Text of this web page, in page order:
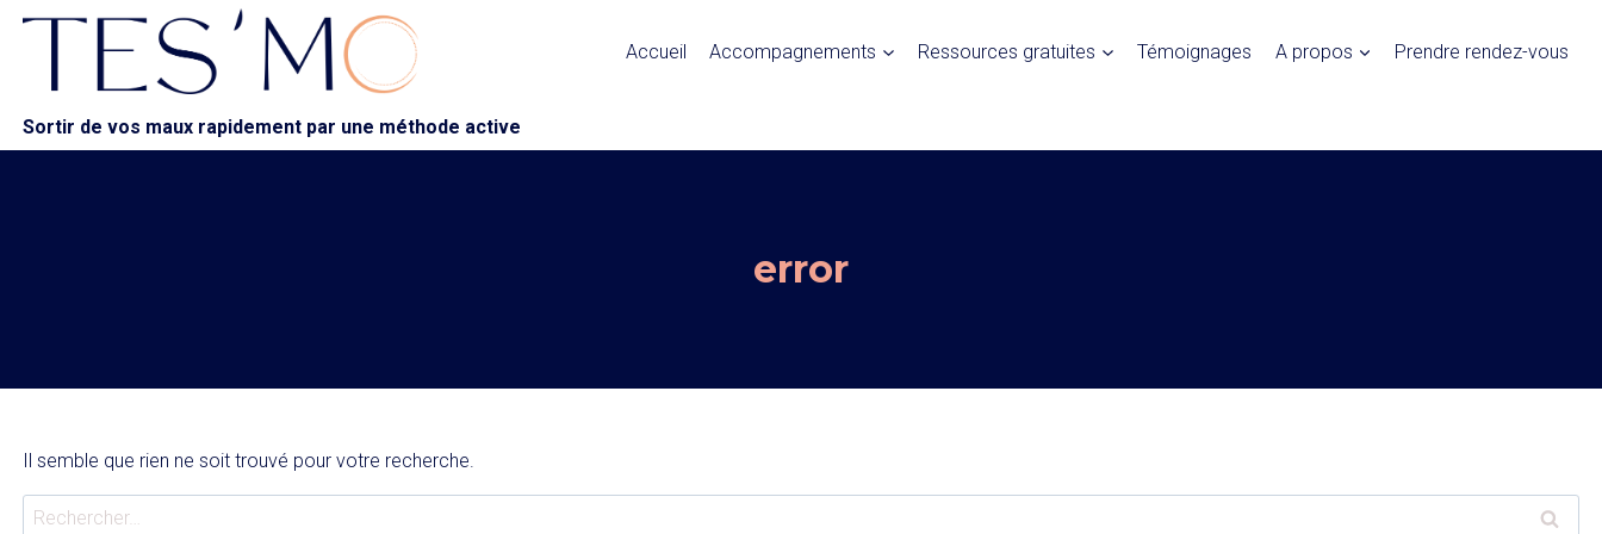
Aller
Accueil Accompagnements Ressources gratuites Témoignages A propos Prendre rendez-vous
Sortir de vos maux rapidement par une méthode active
error
Il semble que rien ne soit trouvé pour votre recherche.
Rechercher :